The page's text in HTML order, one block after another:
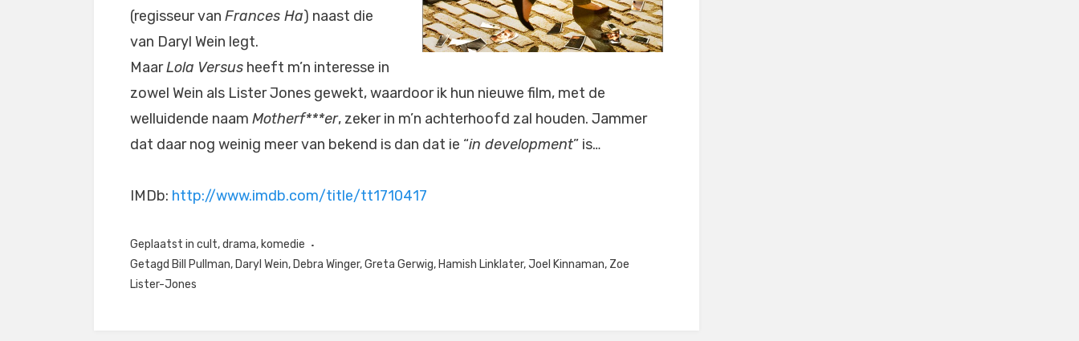
(regisseur van Frances Ha) naast die
van Daryl Wein legt.
MaarLola Versus heeft m’n interesse in
zowel Wein als Lister Jones gewekt, waardoor ik hun nieuwe film, met de
welluidende naam Motherf***er, zeker in m’n achterhoofd zal houden. Jammer
dat daar nog weinig meer van bekend is dan dat ie “in development” is…
IMDb: http://www.imdb.com/title/tt1710417
Geplaatst in cult,drama, komedie
Getagd Bill Pullman, Daryl Wein, Debra Winger,Greta Gerwig, Hamish Linklater,Joel Kinnaman, Zoe
Lister-Jones